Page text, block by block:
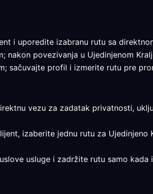
i uporedite izabranu rutu sa
nakon povezivanja u Ujedinjenom
sačuvajte profil i izmerite rutu pre
vezu za zadatak privatnosti,
izaberite jednu rutu za
usluge i zadržite rutu samo